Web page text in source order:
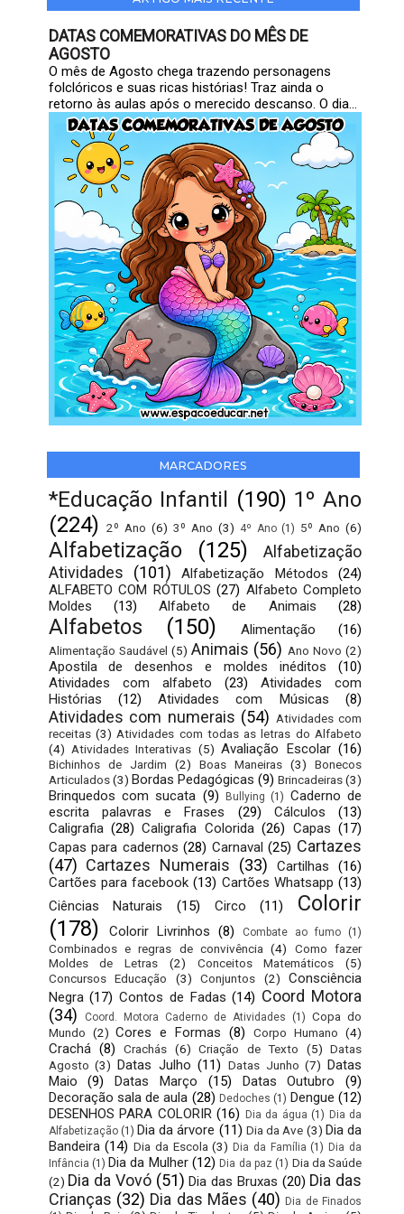
DATAS COMEMORATIVAS DO MÊS DE
AGOSTO
O mês de Agosto chega trazendo personagens
folclóricos e suas ricas histórias! Traz ainda o
retorno às aulas após o merecido descanso. O dia...
MARCADORES
*Educação Infantil (190) 1º Ano
(224) 2º Ano (6) 3º Ano (3) 4º Ano (1) 5º Ano (6)
Alfabetização (125)
Alfabetização
Atividades
(101) Alfabetização Métodos
(24)
ALFABETO COM RÓTULOS (27) Alfabeto Completo
Moldes
(13) Alfabeto de Animais (28)
Alfabetos (150) Alimentação (16)
Alimentação Saudável (5) Animais (56) Ano Novo (2)
Apostila de desenhos e moldes inéditos
(10)
Atividades com alfabeto
(23)
Atividades com
Histórias
(12) Atividades com Músicas (8)
Atividades com numerais (54) Atividades com
receitas (3) Atividades com todas as letras do Alfabeto
(4) Atividades Interativas (5) Avaliação Escolar (16)
Bichinhos de Jardim (2) Boas Maneiras (3)
Bonecos
Articulados (3) Bordas Pedagógicas (9) Brincadeiras(3)
Brinquedos com sucata (9) Bullying (1) Caderno de
escrita palavras e Frases
(29) Cálculos
(13)
Caligrafia (28) Caligrafia Colorida (26) Capas (17)
Capas para cadernos (28) Carnaval (25) Cartazes
(47) Cartazes Numerais (33) Cartilhas
(16)
Cartões para facebook (13) Cartões Whatsapp (13)
Ciências Naturais
(15) Circo (11)
Colorir
(178)
Colorir Livrinhos (8) Combate ao fumo (1)
Combinados e regras de convivência (4)
Como fazer
Moldes de Letras
(2) Conceitos Matemáticos
(5)
Concursos Educação
(3) Conjuntos (2)
Consciência
Negra (17) Contos de Fadas (14) Coord Motora
(34)
Coord. Motora Caderno de Atividades (1) Copa do
Mundo (2) Cores e Formas (8) Corpo Humano (4)
Crachá (8) Crachás (6) Criação de Texto (5) Datas
Agosto (3) Datas Julho (11) Datas Junho (7) Datas
Maio
(9) Datas Março (15) Datas Outubro
(9)
Decoração sala de aula (28) Dedoches (1) Dengue (12)
DESENHOS PARA COLORIR (16) Dia da água (1) Dia da
Alfabetização (1) Dia da árvore (11) Dia da Ave (3) Dia da
Bandeira (14) Dia da Escola (3) Dia da Família (1) Dia da
Infância (1) Dia da Mulher (12) Dia da paz (1) Dia da Saúde
(2) Dia da Vovó (51) Dia das Bruxas (20) Dia das
Crianças (32) Dia das Mães (40) Dia de Finados